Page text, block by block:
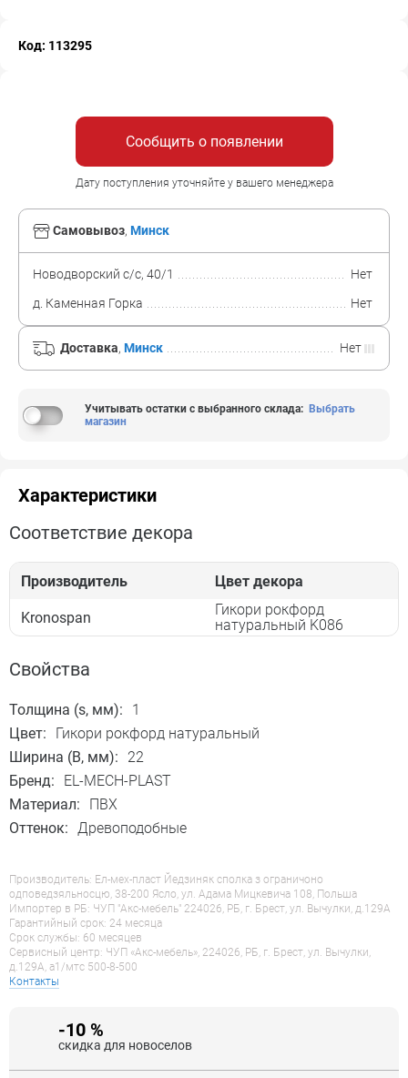
Код: 113295
Сообщить о появлении
Дату поступления уточняйте у вашего менеджера
Самовывоз, Минск
Новодворский с/с, 40/1
Нет
д. Каменная Горка
Нет
Доставка, Минск Нет
Учитывать остатки с выбранного склада: Выбрать
магазин
Характеристики
Соответствие декора
Производитель Цвет декора
Kronospan
Гикори рокфорд
натуральный K086
Свойства
Толщина (s, мм):
1
Цвет:
Гикори рокфорд натуральный
Ширина (B, мм):
22
Бренд:
EL-MECH-PLAST
Материал:
ПВХ
Оттенок: Древоподобные
Производитель: Ел-мех-пласт Йедзиняк сполка з ограничоно
одповедзяльносцю, 38-200 Ясло, ул. Адама Мицкевича 108, Польша
Импортер в РБ: ЧУП "Акс-мебель" 224026, РБ, г. Брест, ул. Вычулки, д.129А
Гарантийный срок: 24 месяца
Срок службы: 60 месяцев
Сервисный центр: ЧУП «Акс-мебель», 224026, РБ, г. Брест, ул. Вычулки,
д.129А, a1/мтс 500-8-500
Контакты
-10 %
скидка для новоселов